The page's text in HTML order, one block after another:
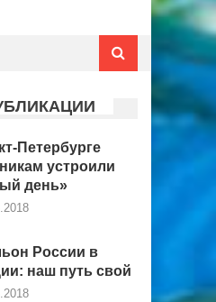
Петербурге
устроили
день»
России в
наш путь свой